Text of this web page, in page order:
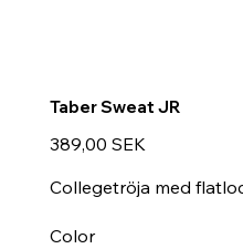
Taber Sweat JR
Prix
389,00 SEK
Collegetröja med
Color